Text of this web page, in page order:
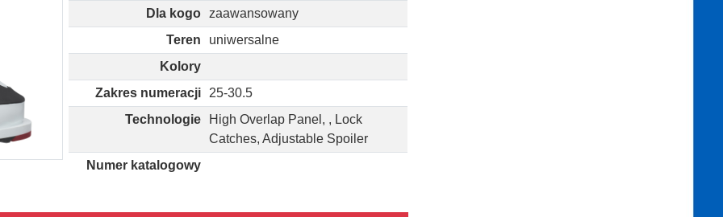
Dla kogo
zaawansowany
Teren
uniwersalne
Kolory
Zakres numeracji
25-30.5
Technologie
High Overlap Panel, , Lock
Catches, Adjustable Spoiler
Numer katalogowy